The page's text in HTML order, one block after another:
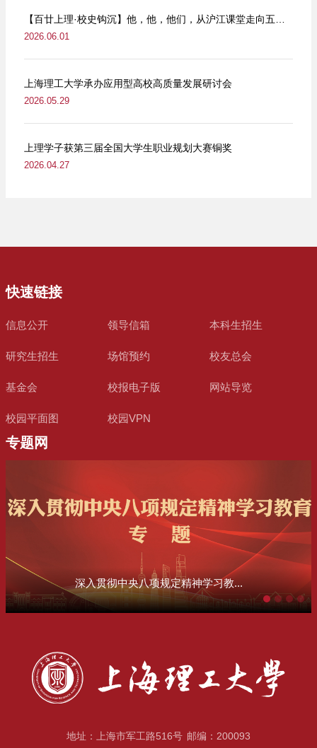
2026.06.01
上海理工大学承办应用型高校高质量发展研讨会
2026.05.29
上理学子获第三届全国大学生职业规划大赛铜奖
2026.04.27
地址：上海市军工路516号 邮编：200093
快速链接
信息公开 领导信箱 本科生招生
研究生招生 场馆预约 校友总会
基金会 校报电子版 网站导览
校园平面图 校园VPN
专题网
深入贯彻中央八项规定精神学习教...